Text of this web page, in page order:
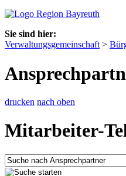
Sie sind hier:
Verwaltungsgemeinschaft >
drucken nach oben
Mitarbeiter-